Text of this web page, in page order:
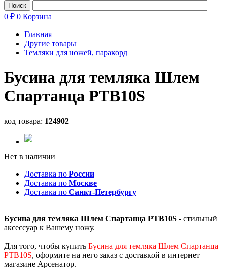
0 ₽ 0 Корзина
Главная
Другие товары
Темляки для ножей, паракорд
Бусина для темляка Шлем
Спартанца PTB10S
код товара: 124902
Нет в наличии
Доставка по России
Доставка по Москве
Доставка по Санкт-Петербургу
Бусина для темляка Шлем Спартанца PTB10S - стильный
аксессуар к Вашему ножу.
Для того, чтобы купить Бусина для темляка Шлем Спартанца
PTB10S, оформите на него заказ с доставкой в интернет
магазине Арсенатор.